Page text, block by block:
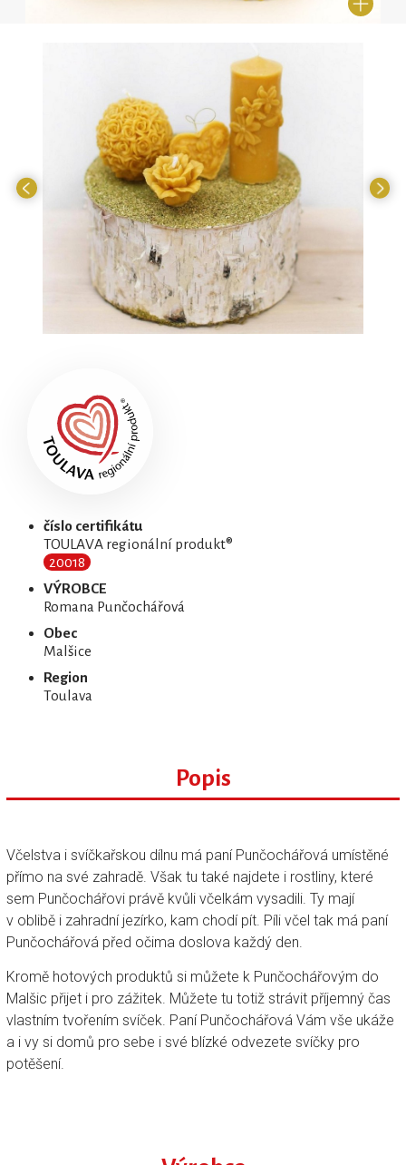
číslo certifikátu
TOULAVA regionální produkt®
20018
VÝROBCE
Romana Punčochářová
Obec
Malšice
Region
Toulava
Popis
Včelstva i svíčkařskou dílnu má paní Punčochářová umístěné
přímo na své zahradě. Však tu také najdete i rostliny, které
sem Punčochářovi právě kvůli včelkám vysadili. Ty mají
v oblibě i zahradní jezírko, kam chodí pít. Píli včel tak má paní
Punčochářová před očima doslova každý den.
Kromě hotových produktů si můžete k Punčochářovým do
Malšic přijet i pro zážitek. Můžete tu totiž strávit příjemný čas
vlastním tvořením svíček. Paní Punčochářová Vám vše ukáže
a i vy si domů pro sebe i své blízké odvezete svíčky pro
potěšení.